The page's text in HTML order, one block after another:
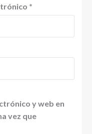
*
y web en
vez que